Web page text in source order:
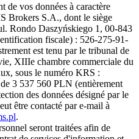
de vos données à caractère
Brokers S.A., dont le siège
Rondo Daszyńskiego 1, 00-843
fiscale) : 526-275-91-
est tenu par le tribunal de
XIIIe chambre commerciale du
sous le numéro KRS :
3 537 560 PLN (entièrement
des données désigné par le
être contacté par e-mail à
.
seront traitées afin de